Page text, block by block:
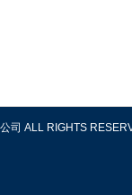
司 ALL RIGHTS